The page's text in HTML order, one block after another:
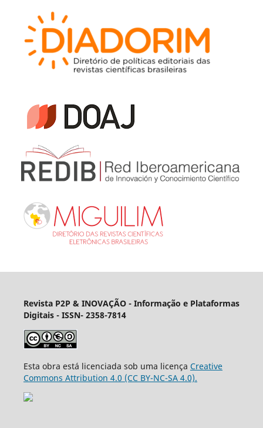
Revista P2P & INOVAÇÃO - Informação e Plataformas
Digitais - ISSN- 2358-7814
Esta obra está licenciada sob uma licença Creative
Commons Attribution 4.0 (CC BY-NC-SA 4.0).